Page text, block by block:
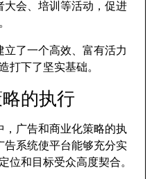
大会、培训等活动，促进
立了一个高效、富有活力
打下了坚实基础。
的执行
，广告和商业化策略的执
告系统使平台能够充分实
位和目标受众高度契合。